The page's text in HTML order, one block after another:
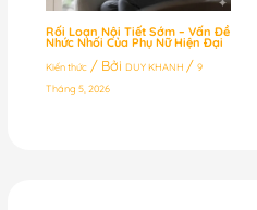
Rối Loạn Nội Tiết Sớm – Vấn Đề
Nhức Nhối Của Phụ Nữ Hiện Đại
Kiến thức/ Bởi DUY KHANH / 9
Tháng 5, 2026